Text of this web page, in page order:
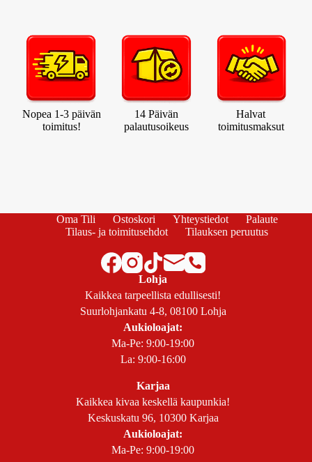
Nopea 1-3 päivän
toimitus!
14 Päivän
palautusoikeus
Halvat
toimitusmaksut
Oma Tili Ostoskori Yhteystiedot
Palaute
Tilaus- ja toimitusehdot
Tilauksen peruutus
Lohja
Kaikkea tarpeellista edullisesti!
Suurlohjankatu 4-8, 08100 Lohja
Aukioloajat:
Ma-Pe: 9:00-19:00
La: 9:00-16:00
Karjaa
Kaikkea kivaa keskellä kaupunkia!
Keskuskatu 96, 10300 Karjaa
Aukioloajat:
Ma-Pe: 9:00-19:00